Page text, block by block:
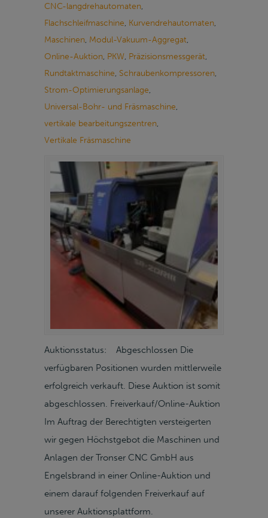
CNC-langdrehautomaten,
Flachschleifmaschine, Kurvendrehautomaten,
Maschinen, Modul-Vakuum-Aggregat,
Online-Auktion, PKW, Präzisionsmessgerät,
Rundtaktmaschine, Schraubenkompressoren,
Strom-Optimierungsanlage,
Universal-Bohr- und Fräsmaschine,
vertikale bearbeitungszentren,
Vertikale Fräsmaschine
Auktionsstatus: Abgeschlossen Die
verfügbaren Positionen wurden mittlerweile
erfolgreich verkauft. Diese Auktion ist somit
abgeschlossen. Freiverkauf/Online-Auktion
Im Auftrag der Berechtigten versteigerten
wir gegen Höchstgebot die Maschinen und
Anlagen der Tronser CNC GmbH aus
Engelsbrand in einer Online-Auktion und
einem darauf folgenden Freiverkauf auf
unserer Auktionsplattform.